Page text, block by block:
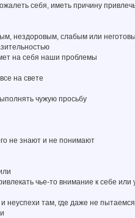
себя, иметь причину
нездоровым, слабым или
на себя наши проблемы
на свете
чужую просьбу
не знают и не понимают
чье-то внимание к себе или
там, где даже не